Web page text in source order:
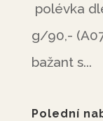
polévka
g/90,-
bažant s...
Polední